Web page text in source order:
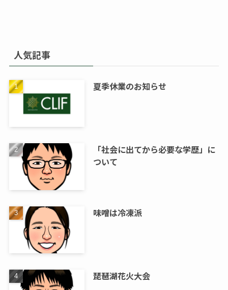
人気記事
夏季休業のお知らせ
「社会に出てから必要な学歴」に
ついて
味噌は冷凍派
琵琶湖花火大会